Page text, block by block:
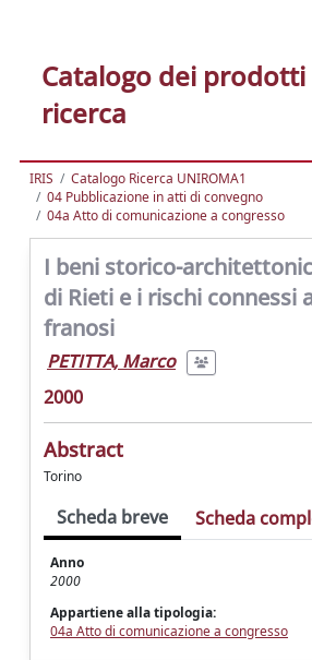
Catalogo dei prodotti
ricerca
IRIS
Catalogo Ricerca UNIROMA1
04 Pubblicazione in atti di convegno
04a Atto di comunicazione a congresso
I beni storico-
di Rieti e i rischi connessi
franosi
PETITTA, Marco
2000
Abstract
Torino
Scheda breve Scheda
Anno
2000
Appartiene alla tipologia:
04a Atto di comunicazione a congresso